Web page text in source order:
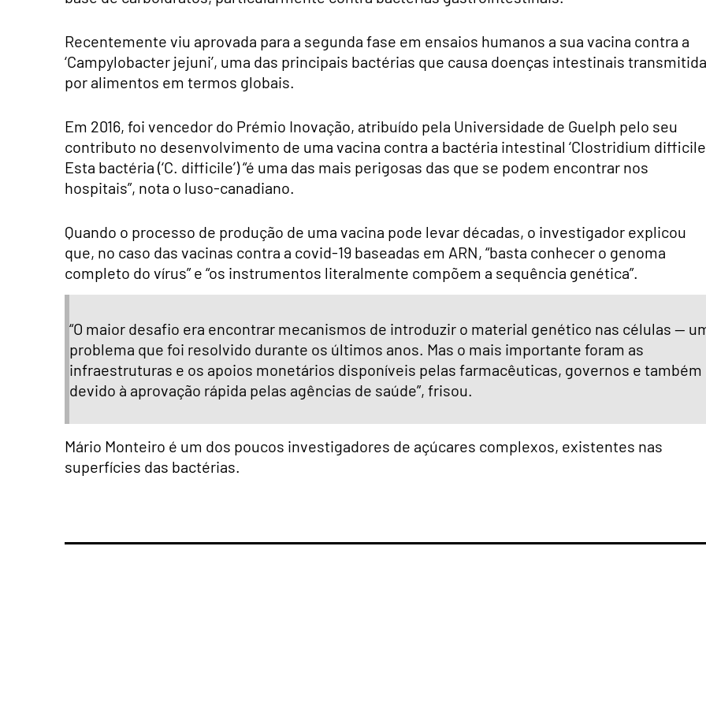
Recentemente viu aprovada para a segunda fase em ensaios humanos a sua vacina contra a
‘Campylobacter jejuni’, uma das principais bactérias que causa doenças intestinais
por alimentos em termos globais.
Em 2016, foi vencedor do Prémio Inovação, atribuído pela Universidade de Guelph pelo seu
contributo no desenvolvimento de uma vacina contra a bactéria intestinal ‘Clostridium
Esta bactéria (‘C. difficile’) “é uma das mais perigosas das que se podem encontrar nos
hospitais”, nota o luso-canadiano.
Quando o processo de produção de uma vacina pode levar décadas, o investigador explicou
que, no caso das vacinas contra a covid-19 baseadas em ARN, “basta conhecer o genoma
completo do vírus” e “os instrumentos literalmente compõem a sequência genética”.
“O maior desafio era encontrar mecanismos de introduzir o material genético nas células —
problema que foi resolvido durante os últimos anos. Mas o mais importante foram as
infraestruturas e os apoios monetários disponíveis pelas farmacêuticas, governos e também
devido à aprovação rápida pelas agências de saúde”, frisou.
Mário Monteiro é um dos poucos investigadores de açúcares complexos, existentes nas
superfícies das bactérias.